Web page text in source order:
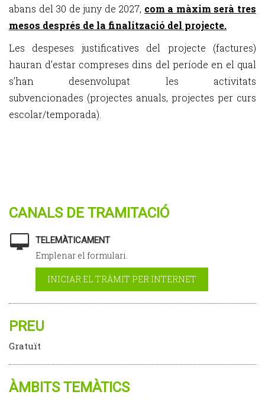
abans del 30 de juny de 2027, com a màxim serà tres
mesos després de la finalització del projecte.
Les despeses justificatives del projecte (factures)
hauran d’estar compreses dins del període en el qual
s’han desenvolupat les activitats
subvencionades (projectes anuals, projectes per curs
escolar/temporada).
CANALS DE TRAMITACIÓ
TELEMÀTICAMENT
Emplenar el formulari.
INICIAR EL TRÀMIT PER INTERNET
PREU
Gratuït
ÀMBITS TEMÀTICS